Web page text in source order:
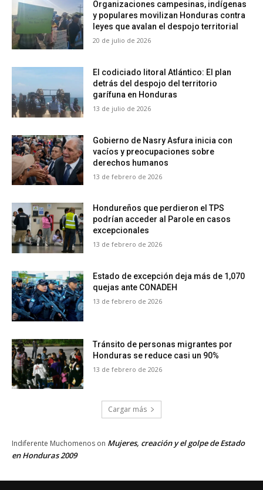
Organizaciones campesinas, indígenas
y populares movilizan Honduras contra
leyes que avalan el despojo territorial
20 de julio de 2026
El codiciado litoral Atlántico: El plan
detrás del despojo del territorio
garífuna en Honduras
13 de julio de 2026
Gobierno de Nasry Asfura inicia con
vacíos y preocupaciones sobre
derechos humanos
13 de febrero de 2026
Hondureños que perdieron el TPS
podrían acceder al Parole en casos
excepcionales
13 de febrero de 2026
Estado de excepción deja más de 1,070
quejas ante CONADEH
13 de febrero de 2026
Tránsito de personas migrantes por
Honduras se reduce casi un 90%
13 de febrero de 2026
Cargar más
Indiferente Muchomenos on Mujeres, creación y el golpe de Estado
en Honduras 2009